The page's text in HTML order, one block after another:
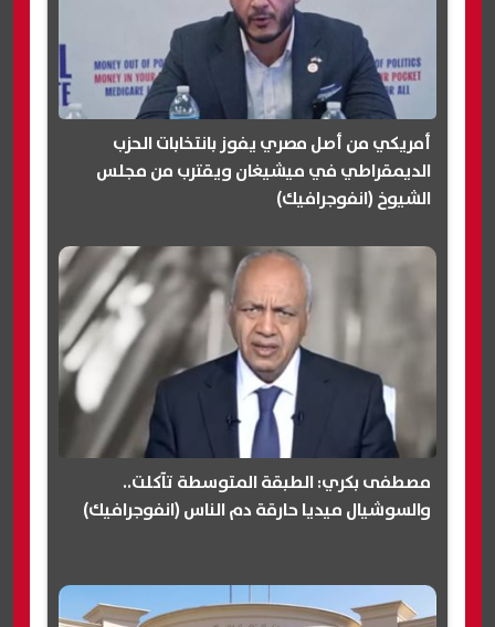
أمريكي من أصل مصري يفوز بانتخابات الحزب
الديمقراطي في ميشيغان ويقترب من مجلس
الشيوخ (انفوجرافيك)
مصطفى بكري: الطبقة المتوسطة تآكلت..
والسوشيال ميديا حارقة دم الناس (انفوجرافيك)